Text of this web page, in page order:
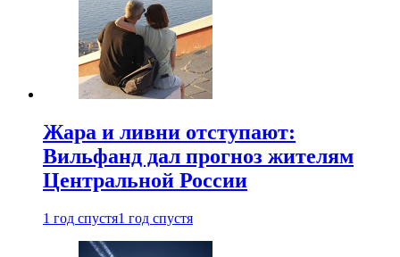
Жара и ливни отступают:
Вильфанд дал прогноз жителям
Центральной России
1 год спустя1 год спустя